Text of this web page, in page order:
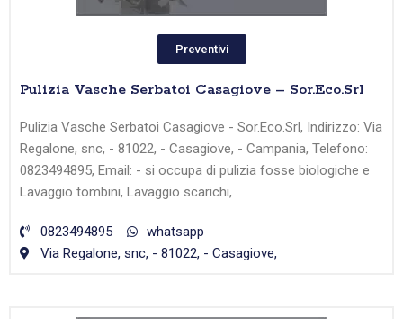
Preventivi
Pulizia Vasche Serbatoi Casagiove – Sor.Eco.Srl
Pulizia Vasche Serbatoi Casagiove - Sor.Eco.Srl, Indirizzo: Via
Regalone, snc, - 81022, - Casagiove, - Campania, Telefono:
0823494895, Email: - si occupa di pulizia fosse biologiche e
Lavaggio tombini, Lavaggio scarichi,
0823494895
whatsapp
Via Regalone, snc, - 81022, - Casagiove,